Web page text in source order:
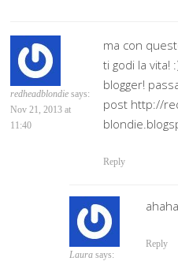
redheadblondie says:
Nov 21, 2013 at
11:40
ma con
ti godi la vita!
blogger!
post http://
Reply
Laura says:
Reply